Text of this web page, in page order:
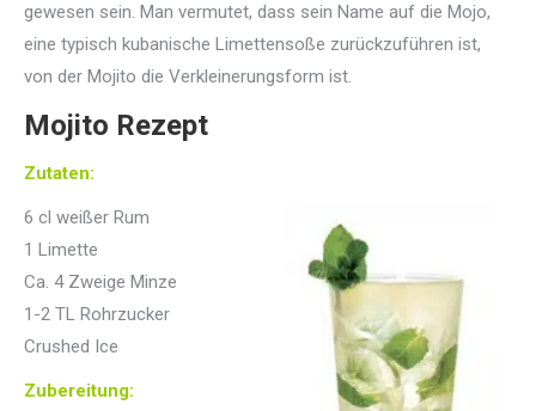
gewesen sein. Man vermutet, dass sein Name auf die Mojo,
eine typisch kubanische Limettensoße zurückzuführen ist,
von der Mojito die Verkleinerungsform ist.
Mojito Rezept
Zutaten:
6 cl weißer Rum
1 Limette
Ca. 4 Zweige Minze
1-2 TL Rohrzucker
Crushed Ice
Zubereitung: